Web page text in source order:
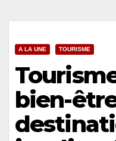
A LA UNE TOURISME
bien-